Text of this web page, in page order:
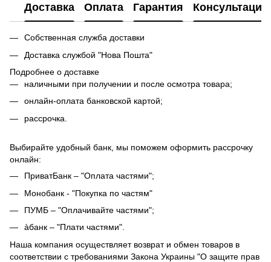
Доставка Оплата Гарантия Консультация
Собственная служба доставки
Доставка службой "Нова Пошта"
Подробнее о доставке
наличными при получении и после осмотра товара;
онлайн-оплата банковской картой;
рассрочка.
Выбирайте удобный банк, мы поможем оформить рассрочку
онлайн:
ПриватБанк – "Оплата частями";
Монобанк - "Покупка по частям"
ПУМБ – "Оплачивайте частями";
àбанк – "Плати частями".
Наша компания осуществляет возврат и обмен товаров в
соответствии с требованиями Закона Украины "О защите прав